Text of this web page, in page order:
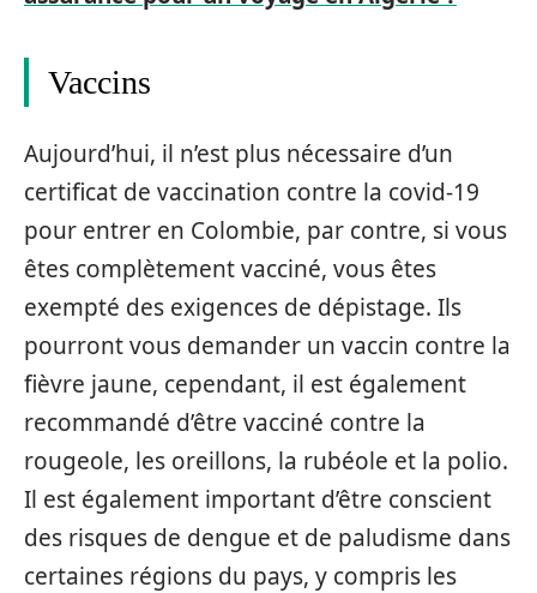
Vaccins
Aujourd’hui, il n’est plus nécessaire d’un
certificat de vaccination contre la covid-19
pour entrer en Colombie, par contre, si vous
êtes complètement vacciné, vous êtes
exempté des exigences de dépistage. Ils
pourront vous demander un vaccin contre la
fièvre jaune, cependant, il est également
recommandé d’être vacciné contre la
rougeole, les oreillons, la rubéole et la polio.
Il est également important d’être conscient
des risques de dengue et de paludisme dans
certaines régions du pays, y compris les